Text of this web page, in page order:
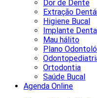
Dor de Dente
Extração
Higiene Bucal
Implante
Mau hálito
Plano
Ortodontia
Saúde Bucal
Agenda Online